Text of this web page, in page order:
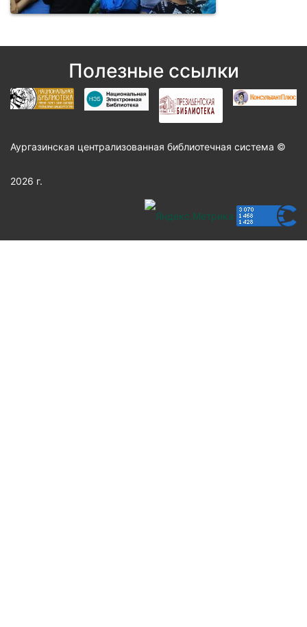
Полезные ссылки
Аургазинская централизованная библиотечная система ©
2026 г.